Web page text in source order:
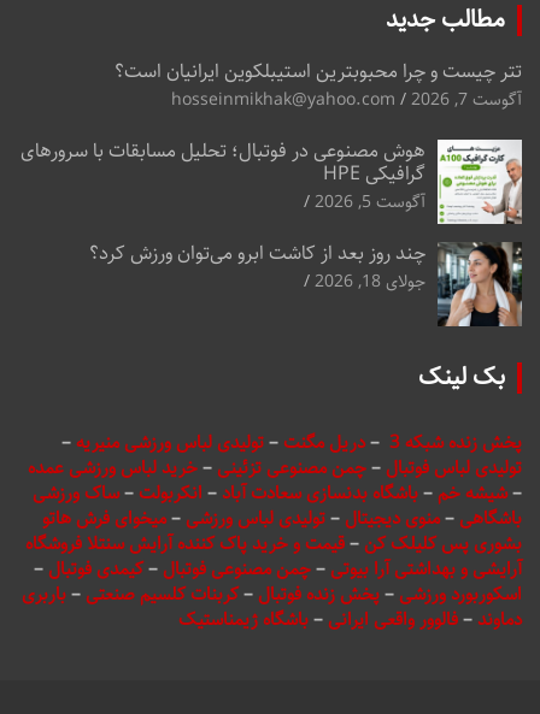
مطالب جدید
تتر چیست و چرا محبوبترین استیبلکوین ایرانیان است؟
آگوست 7, 2026 hosseinmikhak@yahoo.com
هوش مصنوعی در فوتبال؛ تحلیل مسابقات با سرورهای
گرافیکی HPE
آگوست 5, 2026
چند روز بعد از کاشت ابرو می‌توان ورزش کرد؟
جولای 18, 2026
بک لینک
پخش زنده شبکه 3 –دریل مگنت–تولیدی لباس ورزشی منیریه–
تولیدی لباس فوتبال –چمن مصنوعی تزئینی –خرید لباس ورزشی عمده
–شیشه خم–باشگاه بدنسازی سعادت آباد – انکربولت–ساک ورزشی
باشگاهی –منوی دیجیتال –تولیدی لباس ورزشی –میخوای فرش هاتو
بشوری پس کلیلک کن –قیمت و خرید پاک کننده آرایش سنتلا فروشگاه
آرایشی و بهداشتی آرا بیوتی –چمن مصنوعی فوتبال –کیمدی فوتبال –
اسکوربورد ورزشی –پخش زنده فوتبال –کربنات کلسیم صنعتی –باربری
دماوند–فالوور واقعی ایرانی –باشگاه ژیمناستیک